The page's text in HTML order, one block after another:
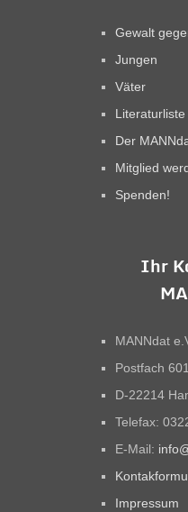
Gewalt
Jungen
Väter
Literaturliste
Der
Mitglied
Spenden!
Ihr
MANNdat
Postfach
D-22214
Telefax:
E-Mail:
Impressum